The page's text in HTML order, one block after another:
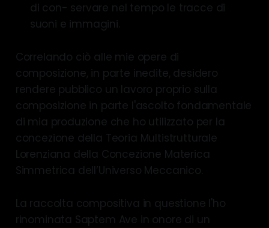
di con- servare nel tempo le tracce di
suoni e immagini.
Correlando ciò alle mie opere di
composizione, in parte inedite, desidero
rendere pubblico un lavoro proprio sulla
composizione in parte l'ascolto fondamentale
di mia produzione che ho utilizzato per la
concezione della Teoria Multistrutturale
Lorenziana della Concezione Materica
Simmetrica dell’Universo Meccanico.
La raccolta compositiva in questione l'ho
rinominata Saptem Ave in onore di un